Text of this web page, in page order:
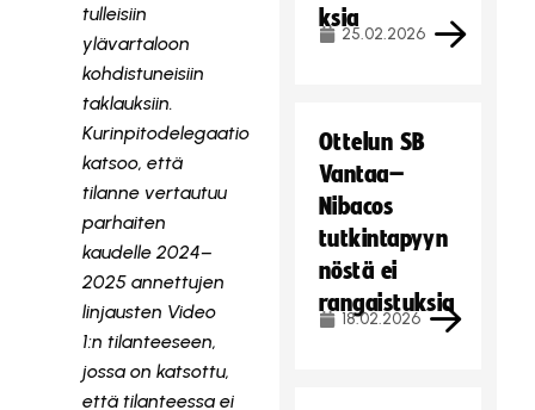
tulleisiin
ylävartaloon
kohdistuneisiin
taklauksiin.
Kurinpitodelegaatio
katsoo, että
tilanne vertautuu
parhaiten
kaudelle 2024–
2025 annettujen
linjausten Video
1:n tilanteeseen,
jossa on katsottu,
että tilanteessa ei
ksia
25.02.2026
Ottelun SB
Vantaa–
Nibacos
tutkintapyyn
nöstä ei
rangaistuksia
18.02.2026